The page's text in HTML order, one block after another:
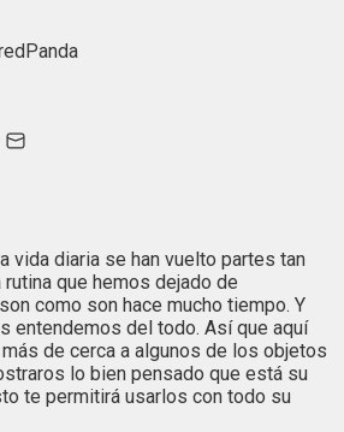
vida diaria se han vuelto partes tan
que hemos dejado de
como son hace mucho tiempo. Y
entendemos del todo. Así que aquí
de cerca a algunos de los objetos
lo bien pensado que está su
te permitirá usarlos con todo su